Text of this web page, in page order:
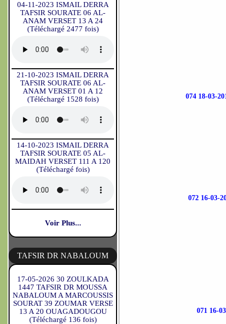
04-11-2023 ISMAIL DERRA
TAFSIR SOURATE 06 AL-
ANAM VERSET 13 A 24
(Téléchargé 2477 fois)
21-10-2023 ISMAIL DERRA
TAFSIR SOURATE 06 AL-
ANAM VERSET 01 A 12
(Téléchargé 1528 fois)
14-10-2023 ISMAIL DERRA
TAFSIR SOURATE 05 AL-
MAIDAH VERSET 111 A 120
(Téléchargé fois)
Voir Plus...
TAFSIR DR NABALOUM
17-05-2026 30 ZOULKADA
1447 TAFSIR DR MOUSSA
NABALOUM A MARCOUSSIS
SOURAT 39 ZOUMAR VERSE
13 A 20 OUAGADOUGOU
(Téléchargé 136 fois)
074 18-03-
072 16-03-
071 16-